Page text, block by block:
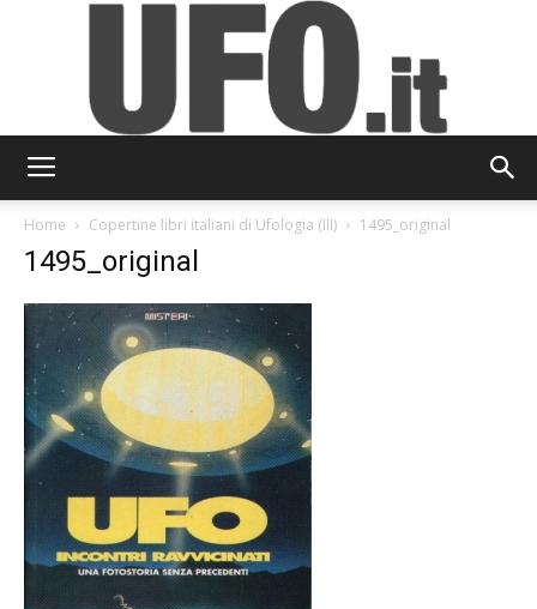
Home Copertine libri italiani di Ufologia (III) 1495_original
1495_original